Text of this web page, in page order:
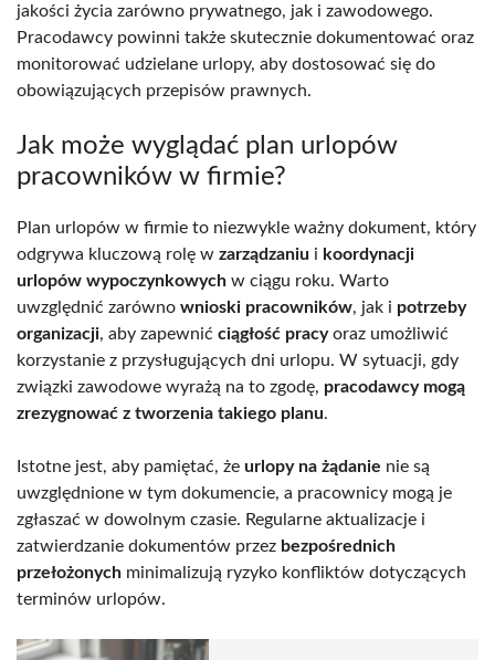
jakości życia zarówno prywatnego, jak i zawodowego.
Pracodawcy powinni także skutecznie dokumentować oraz
monitorować udzielane urlopy, aby dostosować się do
obowiązujących przepisów prawnych.
Jak może wyglądać plan urlopów
pracowników w firmie?
Plan urlopów w firmie to niezwykle ważny dokument, który
odgrywa kluczową rolę w zarządzaniu i koordynacji
urlopów wypoczynkowych w ciągu roku. Warto
uwzględnić zarówno wnioski pracowników, jak i potrzeby
organizacji, aby zapewnić ciągłość pracyoraz umożliwić
korzystanie z przysługujących dni urlopu. W sytuacji, gdy
związki zawodowe wyrażą na to zgodę, pracodawcy mogą
zrezygnować z tworzenia takiego planu.
Istotne jest, aby pamiętać, że urlopy na żądanie nie są
uwzględnione w tym dokumencie, a pracownicy mogą je
zgłaszać w dowolnym czasie. Regularne aktualizacje i
zatwierdzanie dokumentów przez bezpośrednich
przełożonych minimalizują ryzyko konfliktów dotyczących
terminów urlopów.